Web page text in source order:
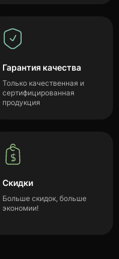
Гарантия качества
Только качественная и
сертифицированная
продукция
Скидки
Больше скидок, больше
экономии!